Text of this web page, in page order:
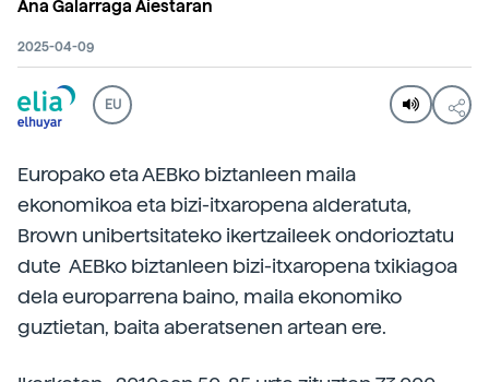
Ana Galarraga Aiestaran
2025-04-09
EU
Europako eta AEBko biztanleen maila
ekonomikoa eta bizi-itxaropena alderatuta,
Brown unibertsitateko ikertzaileek ondorioztatu
dute AEBko biztanleen bizi-itxaropena txikiagoa
dela europarrena baino, maila ekonomiko
guztietan, baita aberatsenen artean ere.